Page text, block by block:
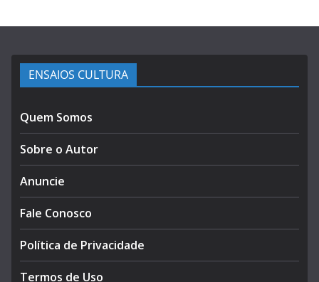
ENSAIOS CULTURA
Quem Somos
Sobre o Autor
Anuncie
Fale Conosco
Política de Privacidade
Termos de Uso